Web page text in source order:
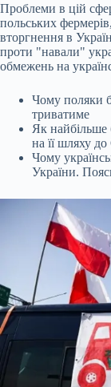
Проблеми в цій
польських
вторгнення в
проти "навали"
обмежень на
Чому поляки
триватиме
Як найбільше
на її шляху
Чому
України.